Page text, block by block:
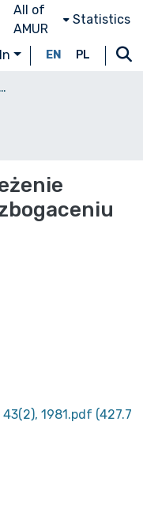
All of
AMUR
Statistics
EN PL
Czasopisma naukowe/Journals
43(2), 1981.pdf (427.7